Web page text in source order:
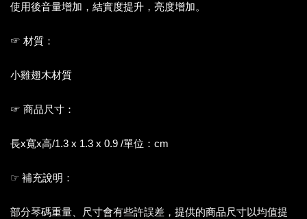
使用後音量增加，結實度提升，亮度增加。
☞ 材質：
小雞翅木材質
☞ 商品尺寸：
長x寬x高/1.3 x 1.3 x 0.9 /單位：cm
☞ 補充說明：
部分琴碼重量、尺寸會有些許誤差，提供的商品尺寸以均值提